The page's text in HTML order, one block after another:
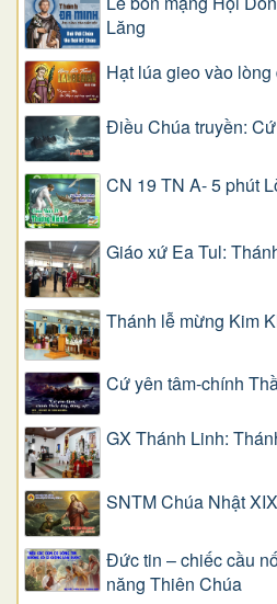
Lăng
Hạt lúa gieo vào lòng
Điều Chúa truyền:
CN 19 TN A- 5 phút
Giáo xứ Ea Tul:
Thánh lễ mừng Kim
Cứ yên tâm-chính
GX Thánh Linh:
SNTM Chúa Nhật
Đức tin – chiếc cầu
năng Thiên Chúa